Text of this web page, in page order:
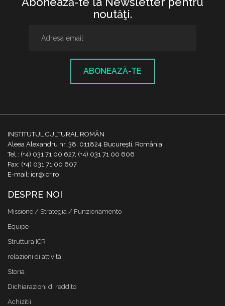
noutăţi.
ABONEAZĂ-TE
INSTITUTUL CULTURAL ROMÂN
Aleea Alexandru nr. 38, 011824 București, România
Tel.: (+4) 031 71 00 627, (+4) 031 71 00 606
Fax: (+4) 031 71 00 607
E-mail: icr@icr.ro
DESPRE NOI
Missione / Strategia / Funzionamento
Equipe
Struttura ICR
relazioni di attività
Storia
Dichiarazioni di reddito
Achizitii